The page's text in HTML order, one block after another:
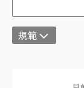
規範